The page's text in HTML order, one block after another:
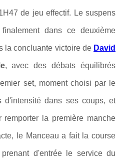
de jeu effectif. Le suspens
dans ce deuxième
la concluante victoire de David
, avec des débats équilibrés
set, moment choisi par le
d'intensité dans ses coups, et
la première manche
le Manceau a fait la course
d'entrée le service du